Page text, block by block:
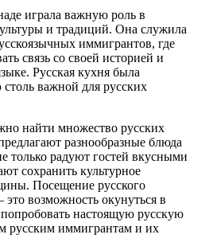
играла важную роль в
и традиций. Она служила
иммигрантов, где
связь со своей историей и
Русская кухня была
важной для русских
найти множество русских
разнообразные блюда
только радуют гостей вкусными
сохранить культурное
Посещение русского
возможность окунуться в
настоящую русскую
русским иммигрантам и их